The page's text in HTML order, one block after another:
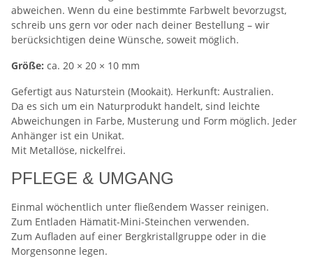
abweichen. Wenn du eine bestimmte Farbwelt bevorzugst,
schreib uns gern vor oder nach deiner Bestellung – wir
berücksichtigen deine Wünsche, soweit möglich.
Größe: ca. 20 × 20 × 10 mm
Gefertigt aus Naturstein (Mookait). Herkunft: Australien.
Da es sich um ein Naturprodukt handelt, sind leichte
Abweichungen in Farbe, Musterung und Form möglich. Jeder
Anhänger ist ein Unikat.
Mit Metallöse, nickelfrei.
PFLEGE & UMGANG
Einmal wöchentlich unter fließendem Wasser reinigen.
Zum Entladen Hämatit-Mini-Steinchen verwenden.
Zum Aufladen auf einer Bergkristallgruppe oder in die
Morgensonne legen.